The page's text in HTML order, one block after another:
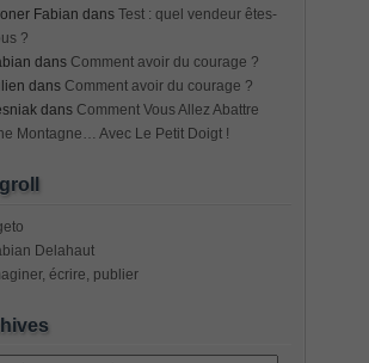
Fabian dans Test : quel vendeur êtes-
?
dans Comment avoir du courage ?
dans Comment avoir du courage ?
dans Comment Vous Allez Abattre
Montagne… Avec Le Petit Doigt !
Delahaut
écrire, publier